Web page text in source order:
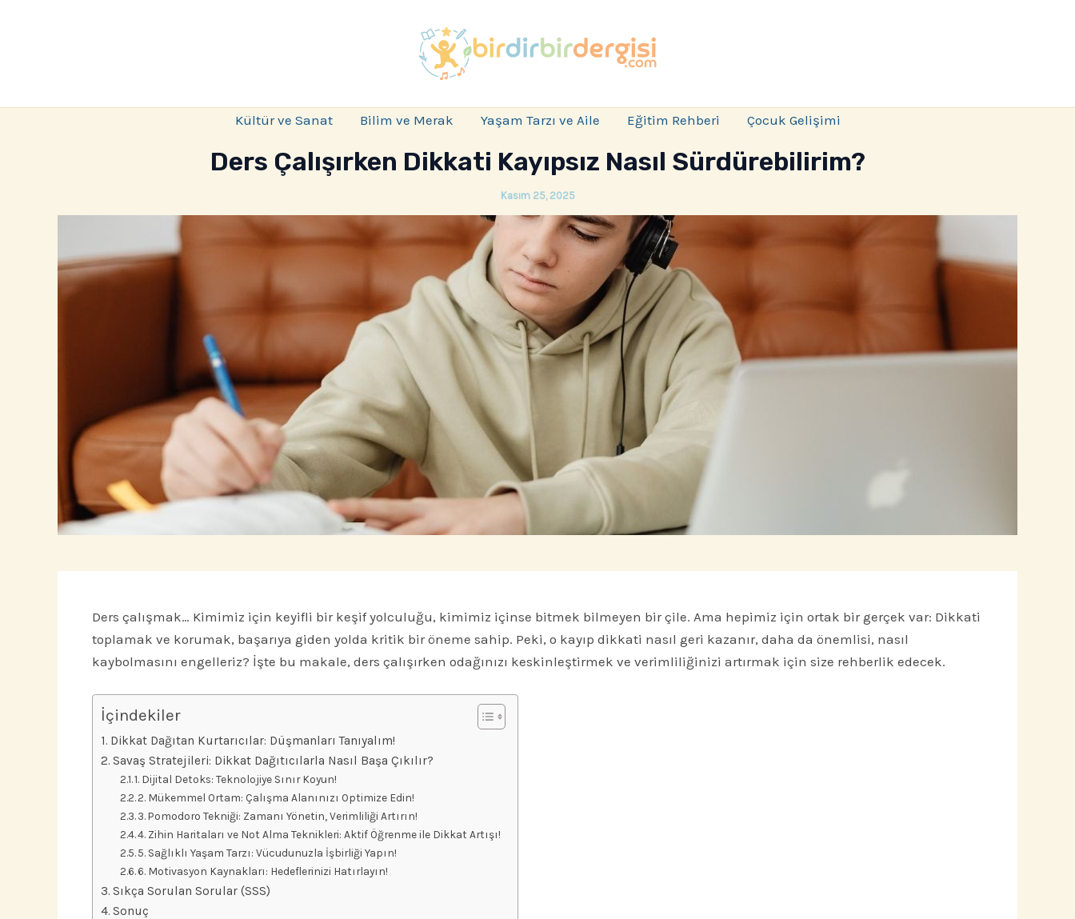
Kültür ve Sanat Bilim ve Merak Yaşam Tarzı ve Aile Eğitim Rehberi Çocuk Gelişimi
Ders Çalışırken Dikkati Kayıpsız Nasıl Sürdürebilirim?
Kasım 25, 2025
Ders çalışmak… Kimimiz için keyifli bir keşif yolculuğu, kimimiz içinse bitmek bilmeyen bir çile. Ama hepimiz için ortak bir gerçek var: Dikkati
toplamak ve korumak, başarıya giden yolda kritik bir öneme sahip. Peki, o kayıp dikkati nasıl geri kazanır, daha da önemlisi, nasıl
kaybolmasını engelleriz? İşte bu makale, ders çalışırken odağınızı keskinleştirmek ve verimliliğinizi artırmak için size rehberlik edecek.
İçindekiler
Dikkat Dağıtan Kurtarıcılar: Düşmanları Tanıyalım!
Savaş Stratejileri: Dikkat Dağıtıcılarla Nasıl Başa Çıkılır?
1. Dijital Detoks: Teknolojiye Sınır Koyun!
2. Mükemmel Ortam: Çalışma Alanınızı Optimize Edin!
3. Pomodoro Tekniği: Zamanı Yönetin, Verimliliği Artırın!
4. Zihin Haritaları ve Not Alma Teknikleri: Aktif Öğrenme ile Dikkat Artışı!
5. Sağlıklı Yaşam Tarzı: Vücudunuzla İşbirliği Yapın!
6. Motivasyon Kaynakları: Hedeflerinizi Hatırlayın!
Sıkça Sorulan Sorular (SSS)
Sonuç